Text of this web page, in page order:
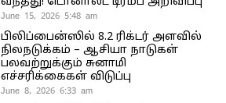
June 15, 2026 5:48 am
பிலிப்பைன்ஸில் 8.2 ரிக்டர் அளவில்
நிலநடுக்கம் – ஆசியா நாடுகள்
பலவற்றுக்கும் சுனாமி
எச்சரிக்கைகள் விடுப்பு
June 8, 2026 6:33 am